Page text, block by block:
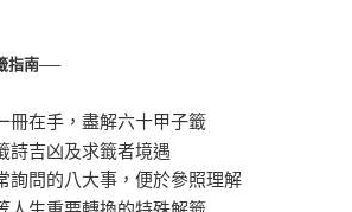
指南──
冊在手，盡解六十甲子籤
詩吉凶及求籤者境遇
詢問的八大事，便於參照理解